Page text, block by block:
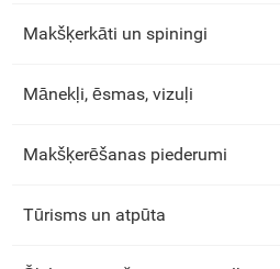
Makšķerkāti un spiningi
Mānekļi, ēsmas, vizuļi
Makšķerēšanas piederumi
Tūrisms un atpūta